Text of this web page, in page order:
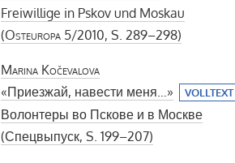
Freiwillige in Pskov und Moskau
(Osteuropa 5/2010, S. 289–298)
Marina Kočevalova
«Приезжай, навести меня…»
VOLLTEXT
Волонтеры во Пскове и в Москве
(Спецвыпуск, S. 199–207)